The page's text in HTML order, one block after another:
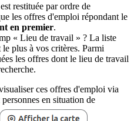
restituée par ordre de
les offres d'emploi répondant le
en premier.
« Lieu de travail » ? La liste
plus à vos critères. Parmi
les offres dont le lieu de travail
ces offres d'emploi via
en situation de